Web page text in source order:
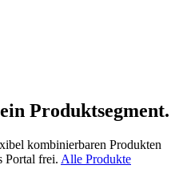
Produktsegment.
kombinierbaren Produkten
Portal frei. Alle Produkte